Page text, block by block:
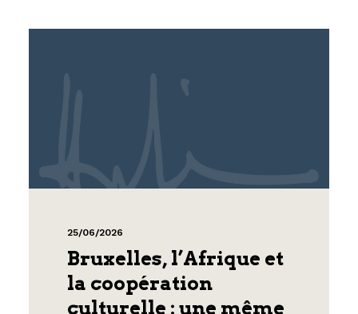
25/06/2026
Bruxelles, l’Afrique et
la coopération
culturelle : une même